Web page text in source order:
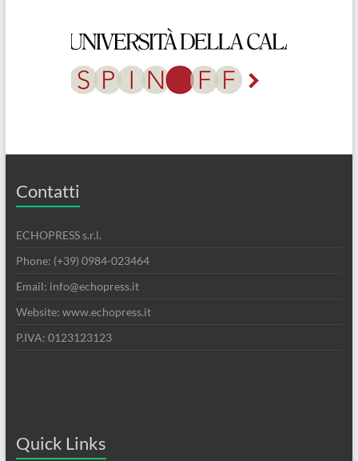
Contatti
ECHOPRESS s.r.l.
Phone: (+39) 0984-023464
Email: info@echopress.it
Website: www.echopress.it
P.IVA: 0123123123
Quick Links